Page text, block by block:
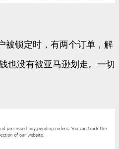
被锁定时，有两个订单，解
也没有被亚马逊划走。一切